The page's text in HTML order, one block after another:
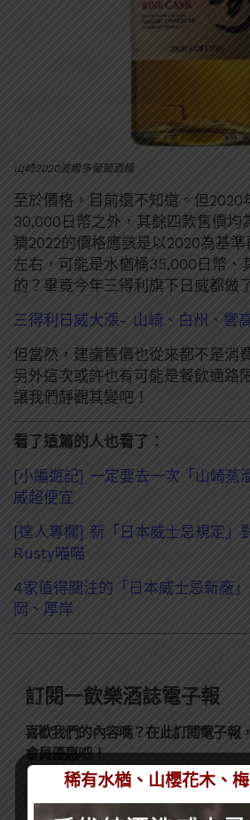
山崎2020波爾多葡萄酒桶
至於價格，目前還不知道。但2020
30,000日幣之外，其餘四款售價均
猜2022的價格應該是以2020為基
左右，可能是水楢桶35,000日幣、
的？畢竟今年三得利旗下日威都做
三得利日威大漲- 山崎、白州、響
但當然，建議售價也從來都不是消
另外這次或許也有可能是餐飲通路
讓我們靜觀其變吧！
看了這篇的人也看了：
[小編遊記] 一定要去一次「山崎蒸
威超便宜
[達人專欄] 新「日本威士忌規定」
Rusty喵喵
4家值得關注的「日本威士忌新廠
岡、厚岸
訂閱一飲樂酒誌電子報
喜歡我們的內容嗎？在此訂閱電子報
會員優惠吧！
稀有水楢、山櫻花木、